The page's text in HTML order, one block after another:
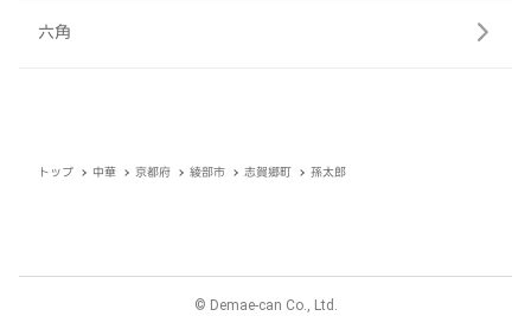
六角
トップ 中華 京都府 綾部市 志賀郷町 孫太郎
© Demae-can Co., Ltd.